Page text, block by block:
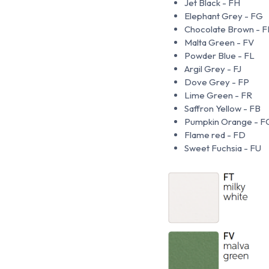
Jet Black - FH
Elephant Grey - FG
Chocolate Brown -
Malta Green - FV
Powder Blue - FL
Argil Grey - FJ
Dove Grey - FP
Lime Green - FR
Saffron Yellow - FB
Pumpkin Orange -
Flame red - FD
Sweet Fuchsia - FU